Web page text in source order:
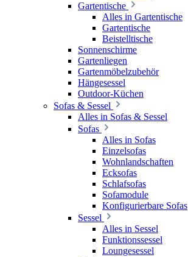
Gartentische
Alles in Gartentische
Gartentische
Beistelltische
Sonnenschirme
Gartenliegen
Gartenmöbelzubehör
Hängesessel
Outdoor-Küchen
Sofas & Sessel
Alles in Sofas & Sessel
Sofas
Alles in Sofas
Einzelsofas
Wohnlandschaften
Ecksofas
Schlafsofas
Sofamodule
Konfigurierbare Sofas
Sessel
Alles in Sessel
Funktionssessel
Loungesessel